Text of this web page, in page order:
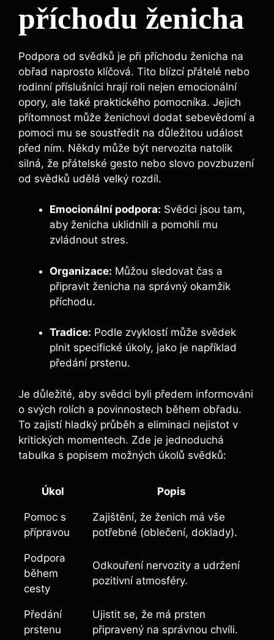
příchodu ženicha
Podpora od svědků je při příchodu ženicha na
obřad naprosto klíčová. Tito blízcí přátelé nebo
rodinní příslušníci hrají roli nejen emocionální
opory, ale také praktického pomocníka. Jejich
přítomnost může ženichovi dodat sebevědomí a
pomoci mu se soustředit na důležitou událost
před ním. Někdy může být nervozita natolik
silná, že přátelské gesto nebo slovo povzbuzení
od svědků udělá velký rozdíl.
Emocionální podpora: Svědci jsou tam,
aby ženicha uklidnili a pomohli mu
zvládnout stres.
Organizace: Můžou sledovat čas a
připravit ženicha na správný okamžik
příchodu.
Tradice: Podle zvyklostí může svědek
plnit specifické úkoly, jako je například
předání prstenu.
Je důležité, aby svědci byli předem informováni
o svých rolích a povinnostech během obřadu.
To zajistí hladký průběh a eliminaci nejistot v
kritických momentech. Zde je jednoduchá
tabulka s popisem možných úkolů svědků:
Úkol Popis
Pomoc s
přípravou
Zajištění, že ženich má vše
potřebné (oblečení, doklady).
Podpora
během
cesty
Odkouření nervozity a udržení
pozitivní atmosféry.
Předání
prstenu
Ujistit se, že má prsten
připravený na správnou chvíli.